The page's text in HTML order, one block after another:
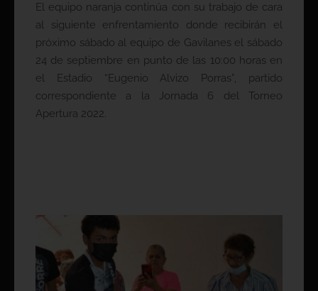
El equipo naranja continúa con su trabajo de cara
al siguiente enfrentamiento donde recibirán el
próximo sábado al equipo de Gavilanes el sábado
24 de septiembre en punto de las 10:00 horas en
el Estadio “Eugenio Alvizo Porras”, partido
correspondiente a la Jornada 6 del Torneo
Apertura 2022.